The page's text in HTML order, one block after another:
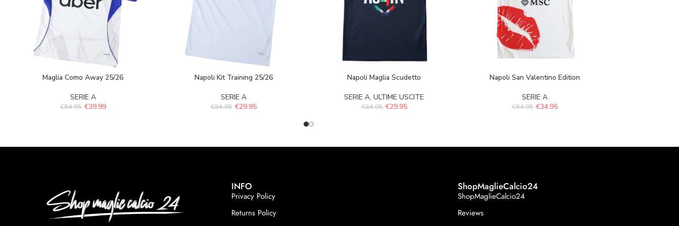
Maglia Como Away 25/26
SERIE A
€84.95 €39.99
Napoli Kit Training 25/26
SERIE A
€84.95 €29.95
Napoli Maglia Scudetto
SERIE A, ULTIME USCITE
€84.95 €29.95
Napoli San Valentino Edition
SERIE A
€84.95 €34.95
INFO
Privacy Policy
Returns Policy
ShopMaglieCalcio24
ShopMaglieCalcio24
Reviews